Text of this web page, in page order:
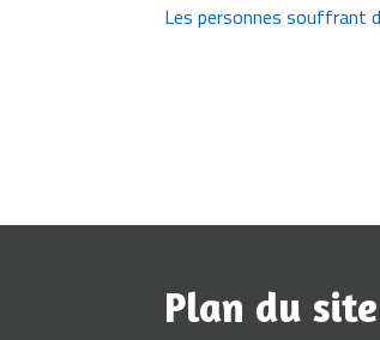
Les personnes souffrant
Plan du site